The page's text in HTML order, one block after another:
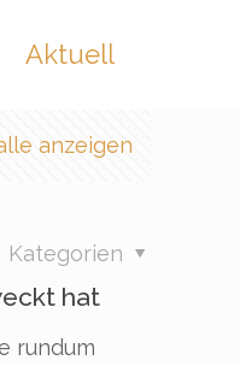
Aktuell
anzeigen
Kategorien
hat
rundum